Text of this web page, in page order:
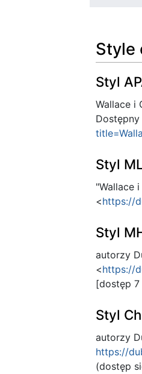
Style
Styl
Wallace i
Styl
"Wallace
<https://
Styl
autorzy
<https://
[dostęp
Styl
autorzy
https://
(dostęp